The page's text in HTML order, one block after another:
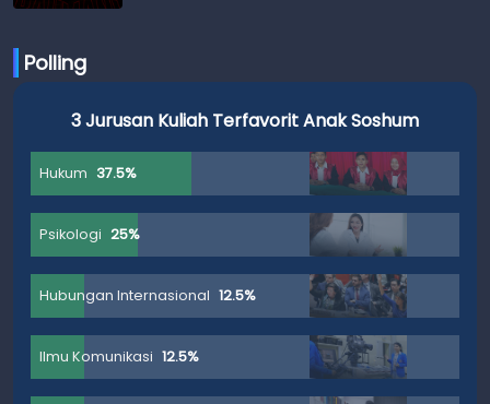
Polling
3 Jurusan Kuliah Terfavorit Anak Soshum
Hukum 37.5%
Psikologi 25%
Hubungan Internasional 12.5%
Ilmu Komunikasi 12.5%